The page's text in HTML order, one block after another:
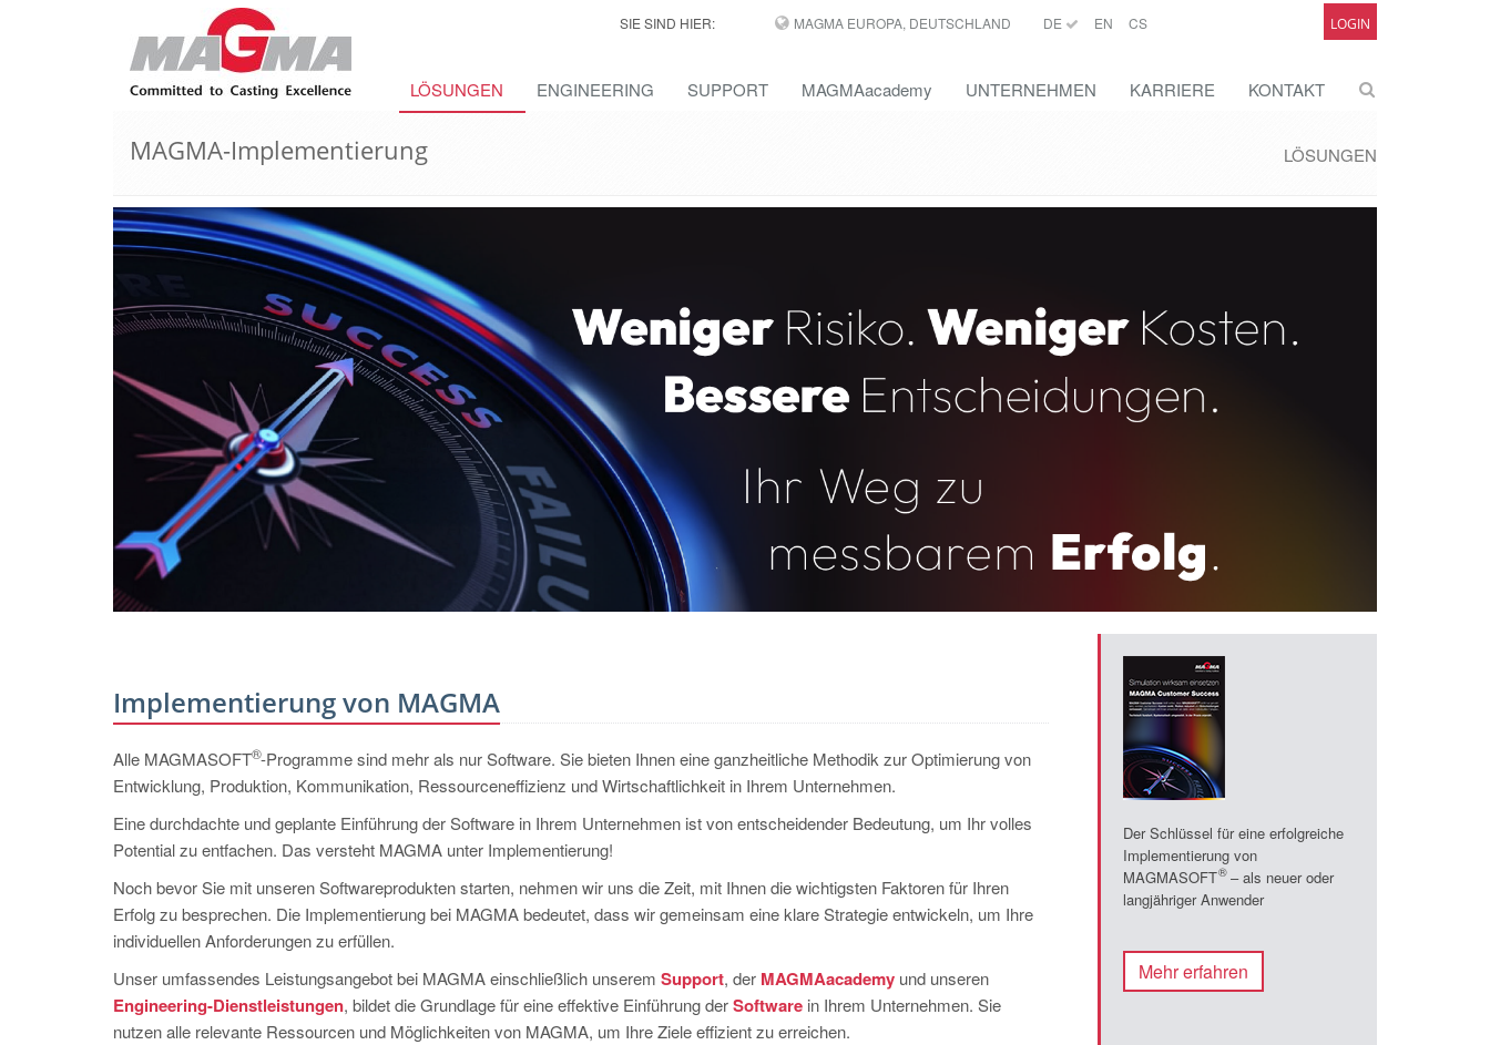
SIE SIND HIER: MAGMA EUROPA, DEUTSCHLAND DE EN CS LOGIN
LÖSUNGEN ENGINEERING SUPPORT MAGMAacademy UNTERNEHMEN KARRIERE KONTAKT
MAGMA-Implementierung LÖSUNGEN
Implementierung von MAGMA
Alle MAGMASOFT
®-Programme sind mehr als nur Software. Sie bieten Ihnen eine ganzheitliche Methodik zur Optimierung von
Entwicklung, Produktion, Kommunikation, Ressourceneffizienz und Wirtschaftlichkeit in Ihrem Unternehmen.
Eine durchdachte und geplante Einführung der Software in Ihrem Unternehmen ist von entscheidender Bedeutung, um Ihr volles
Potential zu entfachen. Das versteht MAGMA unter Implementierung!
Noch bevor Sie mit unseren Softwareprodukten starten, nehmen wir uns die Zeit, mit Ihnen die wichtigsten Faktoren für Ihren
Erfolg zu besprechen. Die Implementierung bei MAGMA bedeutet, dass wir gemeinsam eine klare Strategie entwickeln, um Ihre
individuellen Anforderungen zu erfüllen.
Unser umfassendes Leistungsangebot bei MAGMA einschließlich unserem Support, der MAGMAacademy und unseren
Engineering-Dienstleistungen, bildet die Grundlage für eine effektive Einführung derSoftware in Ihrem Unternehmen. Sie
nutzen alle relevante Ressourcen und Möglichkeiten von MAGMA, um Ihre Ziele effizient zu erreichen.
Der Schlüssel für eine erfolgreiche
Implementierung von
MAGMASOFT
®– als neuer oder
langjähriger Anwender
Mehr erfahren